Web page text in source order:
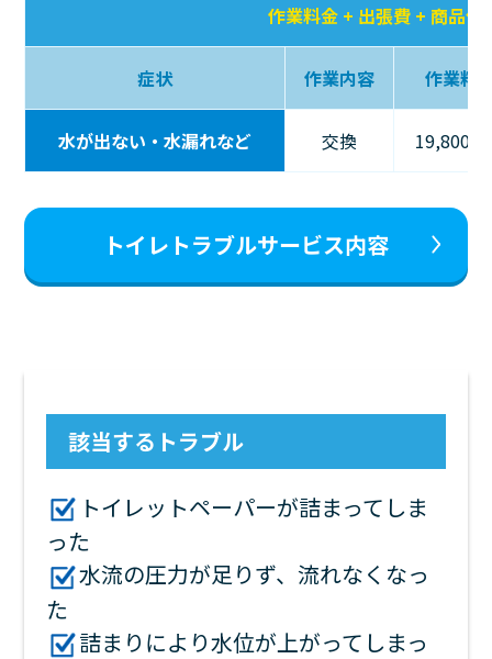
作業料金 + 出張費 + 商品代
症状 作業内容 作業料
水が出ない・水漏れなど 交換 19,800
トイレトラブルサービス内容
該当するトラブル
トイレットペーパーが詰まってしま
った
水流の圧力が足りず、流れなくなっ
た
詰まりにより水位が上がってしまっ